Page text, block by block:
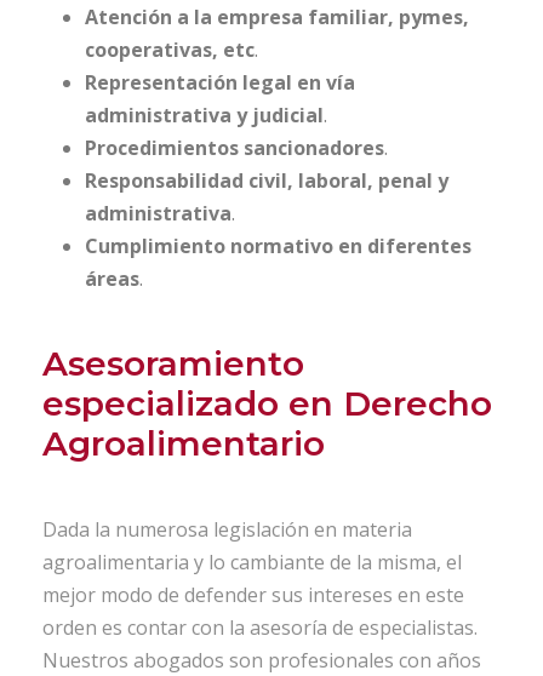
Atención a la empresa familiar, pymes,
cooperativas, etc.
Representación legal en vía
administrativa y judicial.
Procedimientos sancionadores.
Responsabilidad civil, laboral, penal y
administrativa.
Cumplimiento normativo en diferentes
áreas.
Asesoramiento
especializado en Derecho
Agroalimentario
Dada la numerosa legislación en materia
agroalimentaria y lo cambiante de la misma, el
mejor modo de defender sus intereses en este
orden es contar con la asesoría de especialistas.
Nuestros abogados son profesionales con años